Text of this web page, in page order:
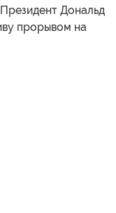
Дональд
прорывом на